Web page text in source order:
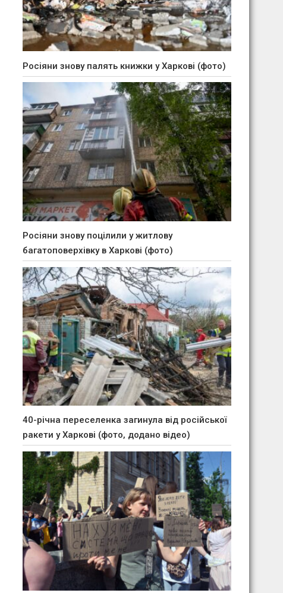
Росіяни знову палять книжки у Харкові (фото)
Росіяни знову поцілили у житлову
багатоповерхівку в Харкові (фото)
40-річна переселенка загинула від російської
ракети у Харкові (фото, додано відео)